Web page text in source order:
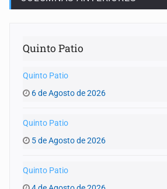
Quinto Patio
Quinto Patio
6 de Agosto de 2026
Quinto Patio
5 de Agosto de 2026
Quinto Patio